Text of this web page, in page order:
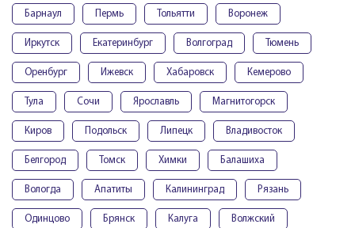
Барнаул Пермь Тольятти Воронеж
Иркутск Екатеринбург Волгоград Тюмень
Оренбург Ижевск Хабаровск Кемерово
Тула Сочи Ярославль Магнитогорск
Киров Подольск Липецк Владивосток
Белгород Томск Химки Балашиха
Вологда Апатиты Калининград Рязань
Одинцово Брянск Калуга Волжский